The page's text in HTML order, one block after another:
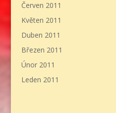
Červen 2011
Květen 2011
Duben 2011
Březen 2011
Únor 2011
Leden 2011